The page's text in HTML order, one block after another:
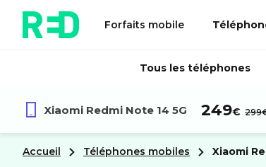
Forfaits mobile
Tous les téléphones
Xiaomi Redmi Note 14 5G 249€ au
Accueil Téléphones mobiles xiaomi